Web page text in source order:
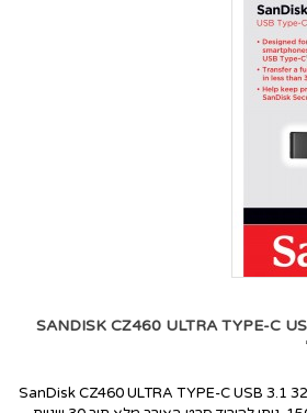
SANDISK CZ460 ULTRA TYPE-C
SanDisk CZ460 ULTRA TYPE-C USB 3.1